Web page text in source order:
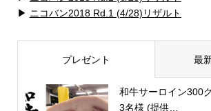
▶ ニコバン2018 Rd.1 (4/28)リザルト
プレゼント 最
和牛サーロイン300
3名様 (提供...